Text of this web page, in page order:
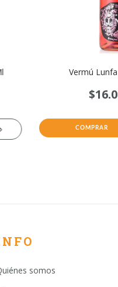
Vermú
somos